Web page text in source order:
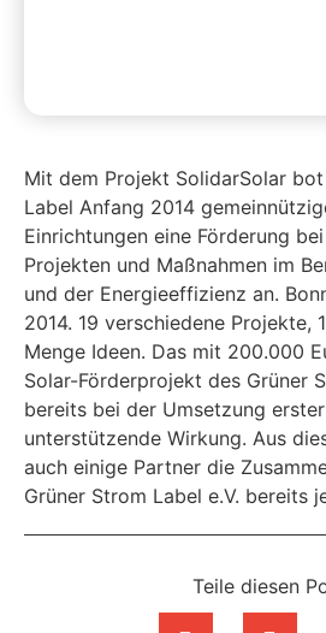
Mit dem Projekt SolidarSolar
Label Anfang 2014
Einrichtungen eine Förderung
Projekten und Maßnahmen im
und der Energieeffizienz an.
2014. 19 verschiedene Projekte,
Menge Ideen. Das mit 200.000
Solar-Förderprojekt des Grüner
bereits bei der Umsetzung
unterstützende Wirkung. Aus
auch einige Partner die
Grüner Strom Label e.V. bereits
Teile diesen